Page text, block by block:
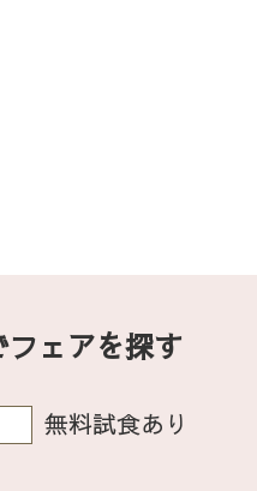
ェアを探す
無料試食あり